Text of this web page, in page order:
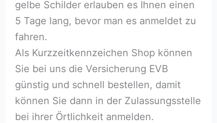
gelbe Schilder erlauben es Ihnen einen
5 Tage lang, bevor man es anmeldet zu
fahren.
Als Kurzzeitkennzeichen Shop können
Sie bei uns die Versicherung EVB
günstig und schnell bestellen, damit
können Sie dann in der Zulassungsstelle
bei ihrer Örtlichkeit anmelden.